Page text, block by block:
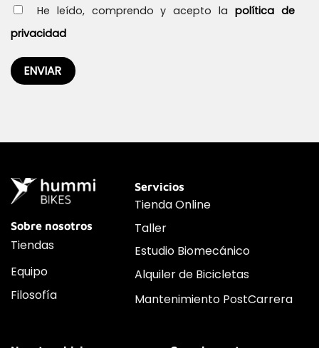
He leído, comprendo y acepto lapolítica de
privacidad
Sobre nosotros
Tiendas
Equipo
Filosofía
Servicios
Tienda Online
Taller
Estudio Biomecánico
Alquiler de Bicicletas
Mantenimiento PostCarrera